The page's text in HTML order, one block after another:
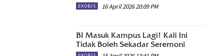
EKOBIS 16 April 2026 20:09 PM
BI Masuk Kampus Lagi! Kali Ini
Tidak Boleh Sekadar Seremoni